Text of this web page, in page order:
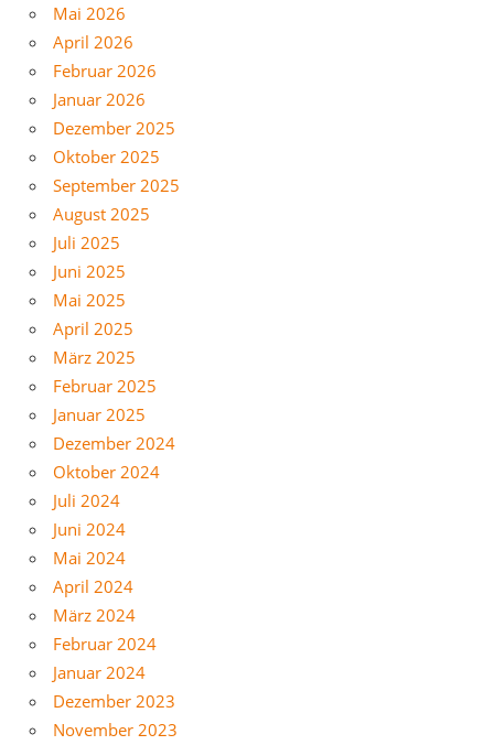
Mai 2026
April 2026
Februar 2026
Januar 2026
Dezember 2025
Oktober 2025
September 2025
August 2025
Juli 2025
Juni 2025
Mai 2025
April 2025
März 2025
Februar 2025
Januar 2025
Dezember 2024
Oktober 2024
Juli 2024
Juni 2024
Mai 2024
April 2024
März 2024
Februar 2024
Januar 2024
Dezember 2023
November 2023